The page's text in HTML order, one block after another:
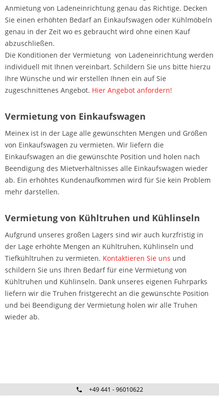
Anmietung von Ladeneinrichtung genau das Richtige. Decken
Sie einen erhöhten Bedarf an Einkaufswagen oder Kühlmöbeln
genau in der Zeit wo es gebraucht wird ohne einen Kauf
abzuschließen.
Die Konditionen der Vermietung von Ladeneinrichtung werden
individuell mit Ihnen vereinbart. Schildern Sie uns bitte hierzu
Ihre Wünsche und wir erstellen Ihnen ein auf Sie
zugeschnittenes Angebot. Hier Angebot anfordern!
Vermietung von Einkaufswagen
Meinex ist in der Lage alle gewünschten Mengen und Größen
von Einkaufswagen zu vermieten. Wir liefern die
Einkaufswagen an die gewünschte Position und holen nach
Beendigung des Mietverhältnisses alle Einkaufswagen wieder
ab. Ein erhöhtes Kundenaufkommen wird für Sie kein Problem
mehr darstellen.
Vermietung von Kühltruhen und Kühlinseln
Aufgrund unseres großen Lagers sind wir auch kurzfristig in
der Lage erhöhte Mengen an Kühltruhen, Kühlinseln und
Tiefkühltruhen zu vermieten. Kontaktieren Sie uns und
schildern Sie uns Ihren Bedarf für eine Vermietung von
Kühltruhen und Kühlinseln. Dank unseres eigenen Fuhrparks
liefern wir die Truhen fristgerecht an die gewünschte Position
und bei Beendigung der Vermietung holen wir alle Truhen
wieder ab.
+49 441 - 96010622